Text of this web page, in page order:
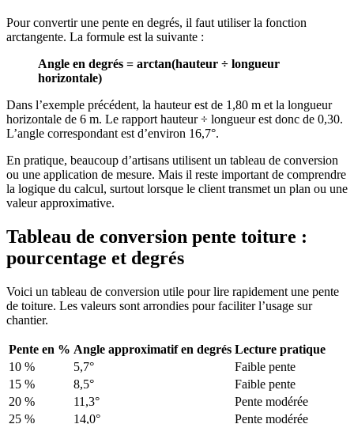
Pour convertir une pente en degrés, il faut utiliser la fonction
arctangente. La formule est la suivante :
Angle en degrés = arctan(hauteur ÷ longueur
horizontale)
Dans l’exemple précédent, la hauteur est de 1,80 m et la longueur
horizontale de 6 m. Le rapport hauteur ÷ longueur est donc de 0,30.
L’angle correspondant est d’environ 16,7°.
En pratique, beaucoup d’artisans utilisent un tableau de conversion
ou une application de mesure. Mais il reste important de comprendre
la logique du calcul, surtout lorsque le client transmet un plan ou une
valeur approximative.
Tableau de conversion pente toiture :
pourcentage et degrés
Voici un tableau de conversion utile pour lire rapidement une pente
de toiture. Les valeurs sont arrondies pour faciliter l’usage sur
chantier.
Pente en % Angle approximatif en degrés Lecture pratique
10 %
5,7°
Faible pente
15 %
8,5°
Faible pente
20 %
11,3°
Pente modérée
25 %
14,0°
Pente modérée